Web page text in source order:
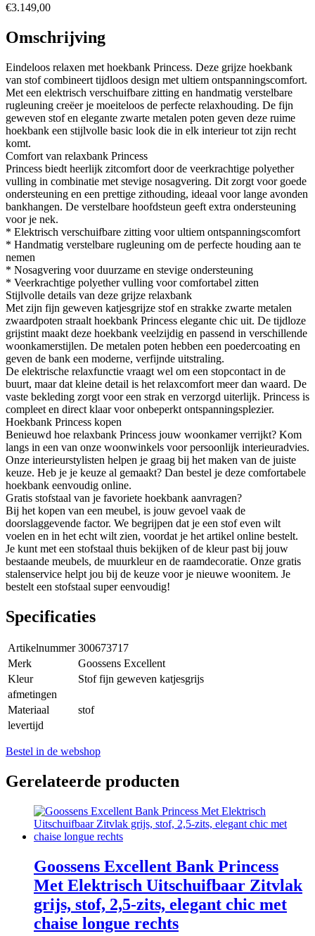
€3.149,00
Omschrijving
Eindeloos relaxen met hoekbank Princess. Deze grijze hoekbank
van stof combineert tijdloos design met ultiem ontspanningscomfort.
Met een elektrisch verschuifbare zitting en handmatig verstelbare
rugleuning creëer je moeiteloos de perfecte relaxhouding. De fijn
geweven stof en elegante zwarte metalen poten geven deze ruime
hoekbank een stijlvolle basic look die in elk interieur tot zijn recht
komt.
Comfort van relaxbank Princess
Princess biedt heerlijk zitcomfort door de veerkrachtige polyether
vulling in combinatie met stevige nosagvering. Dit zorgt voor goede
ondersteuning en een prettige zithouding, ideaal voor lange avonden
bankhangen. De verstelbare hoofdsteun geeft extra ondersteuning
voor je nek.
* Elektrisch verschuifbare zitting voor ultiem ontspanningscomfort
* Handmatig verstelbare rugleuning om de perfecte houding aan te
nemen
* Nosagvering voor duurzame en stevige ondersteuning
* Veerkrachtige polyether vulling voor comfortabel zitten
Stijlvolle details van deze grijze relaxbank
Met zijn fijn geweven katjesgrijze stof en strakke zwarte metalen
zwaardpoten straalt hoekbank Princess elegante chic uit. De tijdloze
grijstint maakt deze hoekbank veelzijdig en passend in verschillende
woonkamerstijlen. De metalen poten hebben een poedercoating en
geven de bank een moderne, verfijnde uitstraling.
De elektrische relaxfunctie vraagt wel om een stopcontact in de
buurt, maar dat kleine detail is het relaxcomfort meer dan waard. De
vaste bekleding zorgt voor een strak en verzorgd uiterlijk. Princess is
compleet en direct klaar voor onbeperkt ontspanningsplezier.
Hoekbank Princess kopen
Benieuwd hoe relaxbank Princess jouw woonkamer verrijkt? Kom
langs in een van onze woonwinkels voor persoonlijk interieuradvies.
Onze interieurstylisten helpen je graag bij het maken van de juiste
keuze. Heb je je keuze al gemaakt? Dan bestel je deze comfortabele
hoekbank eenvoudig online.
Gratis stofstaal van je favoriete hoekbank aanvragen?
Bij het kopen van een meubel, is jouw gevoel vaak de
doorslaggevende factor. We begrijpen dat je een stof even wilt
voelen en in het echt wilt zien, voordat je het artikel online bestelt.
Je kunt met een stofstaal thuis bekijken of de kleur past bij jouw
bestaande meubels, de muurkleur en de raamdecoratie. Onze gratis
stalenservice helpt jou bij de keuze voor je nieuwe woonitem. Je
bestelt een stofstaal super eenvoudig!
Specificaties
Artikelnummer 300673717
Merk
Goossens Excellent
Kleur
Stof fijn geweven katjesgrijs
afmetingen
Materiaal
stof
levertijd
Bestel in de webshop
Gerelateerde producten
Goossens Excellent Bank Princess
Met Elektrisch Uitschuifbaar Zitvlak
grijs, stof, 2,5-zits, elegant chic met
chaise longue rechts